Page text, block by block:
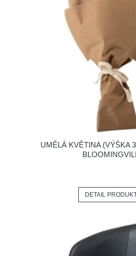
UMĚLÁ KVĚTINA (VÝŠKA
DETAIL